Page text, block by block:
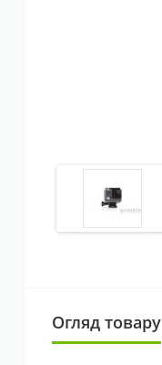
Огляд товару